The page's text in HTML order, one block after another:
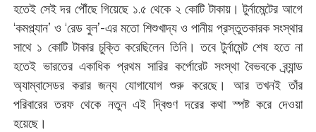
হতেই সেই দর পৌঁছে গিয়েছে ১.৫ থেকে ২ কোটি টাকায়। টুর্নামেন্টের আগে
‘কমপ্ল্যান’ ও ‘রেড বুল’-এর মতো শিশুখাদ্য ও পানীয় প্রস্তুতকারক সংস্থার
সাথে ১ কোটি টাকার চুক্তি করেছিলেন তিনি। তবে টুর্নামেন্ট শেষ হতে না
হতেই ভারতের একাধিক প্রথম সারির কর্পোরেট সংস্থা বৈভবকে ব্র্যান্ড
অ্যাম্বাসেডর করার জন্য যোগাযোগ শুরু করেছে। আর তখনই তাঁর
পরিবারের তরফ থেকে নতুন এই দ্বিগুণ দরের কথা স্পষ্ট করে দেওয়া
হয়েছে।